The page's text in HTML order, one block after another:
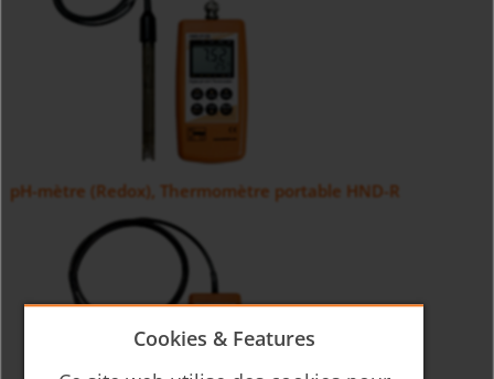
pH-mètre (Redox), Thermomètre portable HND-R
Cookies & Features